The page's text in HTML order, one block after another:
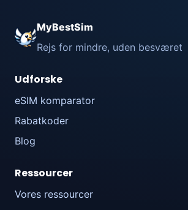
MyBestSim
Rejs for mindre, uden besværet
Udforske
eSIM komparator
Rabatkoder
Blog
Ressourcer
Vores ressourcer